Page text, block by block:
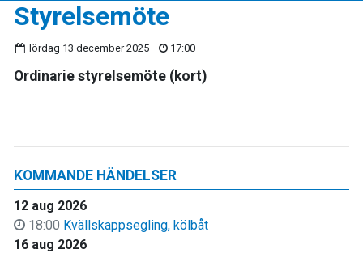
KOMMANDE HÄNDELSER
12 aug 2026
18:00 Kvällskappsegling, kölbåt
16 aug 2026
Styrelsemöte
lördag 13 december 2025 17:00
Ordinarie styrelsemöte (kort)